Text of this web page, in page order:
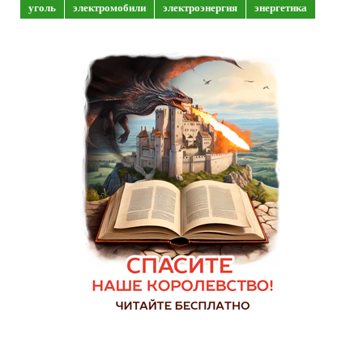
уголь
электромобили электроэнергия энергетика